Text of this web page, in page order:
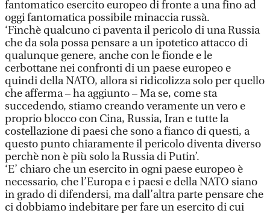
fantomatico esercito europeo di fronte a una fino ad
oggi fantomatica possibile minaccia russà.
‘Finchè qualcuno ci paventa il pericolo di una Russia
che da sola possa pensare a un ipotetico attacco di
qualunque genere, anche con le fionde e le
cerbottane nei confronti di un paese europeo e
quindi della NATO, allora si ridicolizza solo per quello
che afferma – ha aggiunto – Ma se, come sta
succedendo, stiamo creando veramente un vero e
proprio blocco con Cina, Russia, Iran e tutte la
costellazione di paesi che sono a fianco di questi, a
questo punto chiaramente il pericolo diventa diverso
perchè non è più solo la Russia di Putin’.
‘E’ chiaro che un esercito in ogni paese europeo è
necessario, che l’Europa e i paesi e della NATO siano
in grado di difendersi, ma dall’altra parte pensare che
ci dobbiamo indebitare per fare un esercito di cui